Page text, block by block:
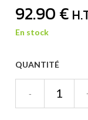
92.90€
En stock
QUANTITÉ